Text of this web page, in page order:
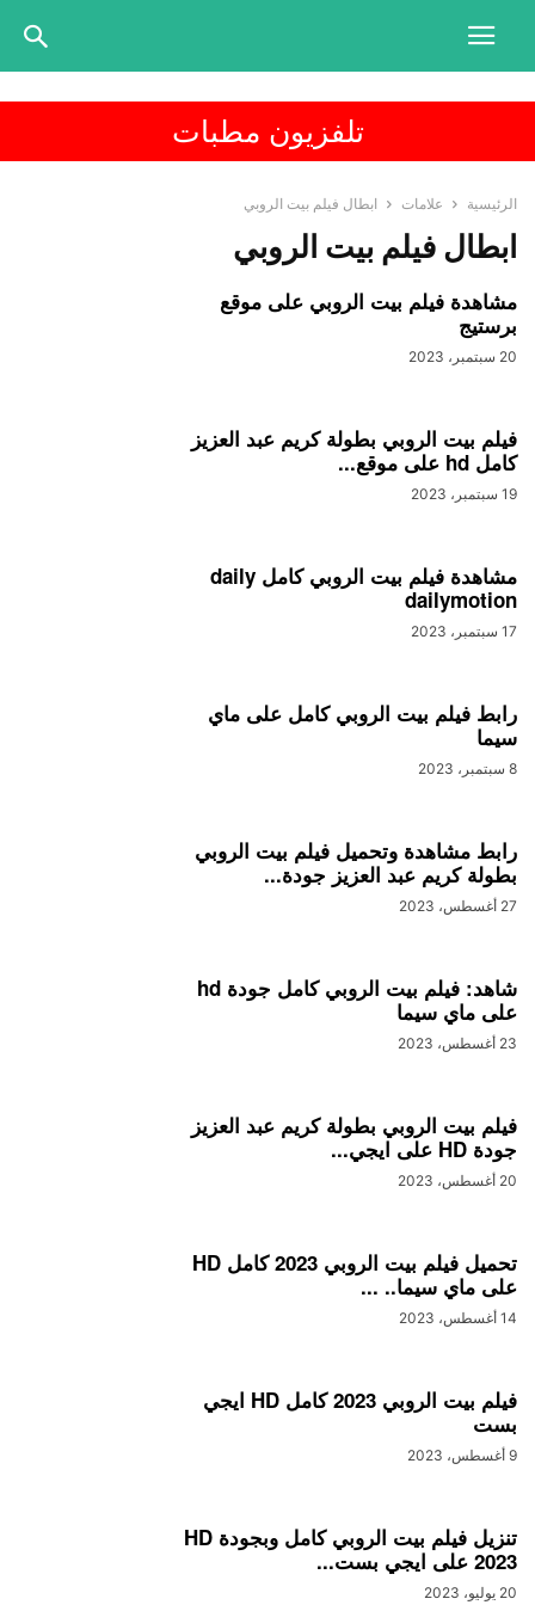
تلفزيون مطبات
الرئيسية علامات ابطال فيلم بيت الروبي
ابطال فيلم بيت الروبي
مشاهدة فيلم بيت الروبي على موقع
برستيج
20 سبتمبر، 2023
فيلم بيت الروبي بطولة كريم عبد العزيز
كامل hd على موقع...
19 سبتمبر، 2023
مشاهدة فيلم بيت الروبي كامل daily
dailymotion
17 سبتمبر، 2023
رابط فيلم بيت الروبي كامل على ماي
سيما
8 سبتمبر، 2023
رابط مشاهدة وتحميل فيلم بيت الروبي
بطولة كريم عبد العزيز جودة...
27 أغسطس، 2023
شاهد: فيلم بيت الروبي كامل جودة hd
على ماي سيما
23 أغسطس، 2023
فيلم بيت الروبي بطولة كريم عبد العزيز
جودة HD على ايجي...
20 أغسطس، 2023
تحميل فيلم بيت الروبي 2023 كامل HD
على ماي سيما.. ...
14 أغسطس، 2023
فيلم بيت الروبي 2023 كامل HD ايجي
بست
9 أغسطس، 2023
تنزيل فيلم بيت الروبي كامل وبجودة HD
2023 على ايجي بست...
20 يوليو، 2023